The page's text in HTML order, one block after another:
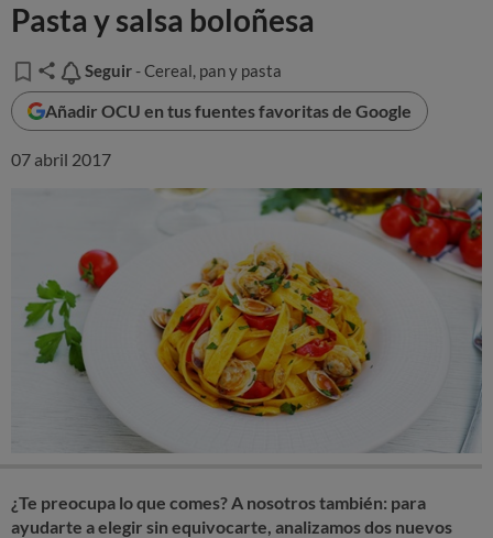
Pasta y salsa boloñesa
Seguir
Seguir - Cereal, pan y pasta
Añadir OCU en tus fuentes favoritas de Google
07 abril 2017
¿Te preocupa lo que comes? A nosotros también: para
ayudarte a elegir sin equivocarte, analizamos dos nuevos